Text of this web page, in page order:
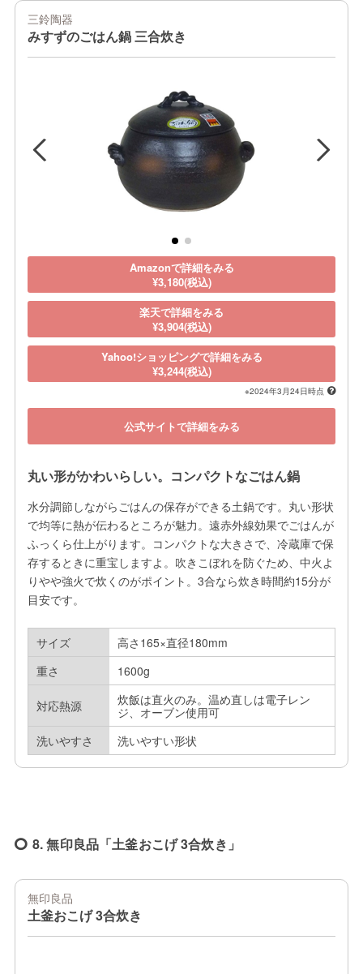
三鈴陶器
みすずのごはん鍋 三合炊き
Amazonで詳細をみる
¥3,180(税込)
楽天で詳細をみる
¥3,904(税込)
Yahoo!ショッピングで詳細をみる
¥3,244(税込)
※2024年3月24日時点
公式サイトで詳細をみる
丸い形がかわいらしい。コンパクトなごはん鍋
水分調節しながらごはんの保存ができる土鍋です。丸い形状
で均等に熱が伝わるところが魅力。遠赤外線効果でごはんが
ふっくら仕上がります。コンパクトな大きさで、冷蔵庫で保
存するときに重宝しますよ。吹きこぼれを防ぐため、中火よ
りやや強火で炊くのがポイント。3合なら炊き時間約15分が
目安です。
サイズ
高さ165×直径180mm
重さ
1600g
対応熱源
炊飯は直火のみ。温め直しは電子レン
ジ、オーブン使用可
洗いやすさ
洗いやすい形状
8. 無印良品「土釜おこげ 3合炊き」
無印良品
土釜おこげ 3合炊き